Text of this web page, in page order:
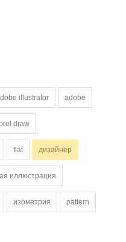
illustrator adobe
draw
flat дизайнер
иллюстрация
изометрия pattern